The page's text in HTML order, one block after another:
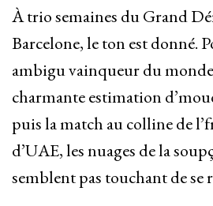
À trio semaines du Grand
Barcelone, le ton est donné.
ambigu vainqueur du
charmante estimation
puis la match au colline de
d’UAE, les nuages de la
semblent pas touchant de se